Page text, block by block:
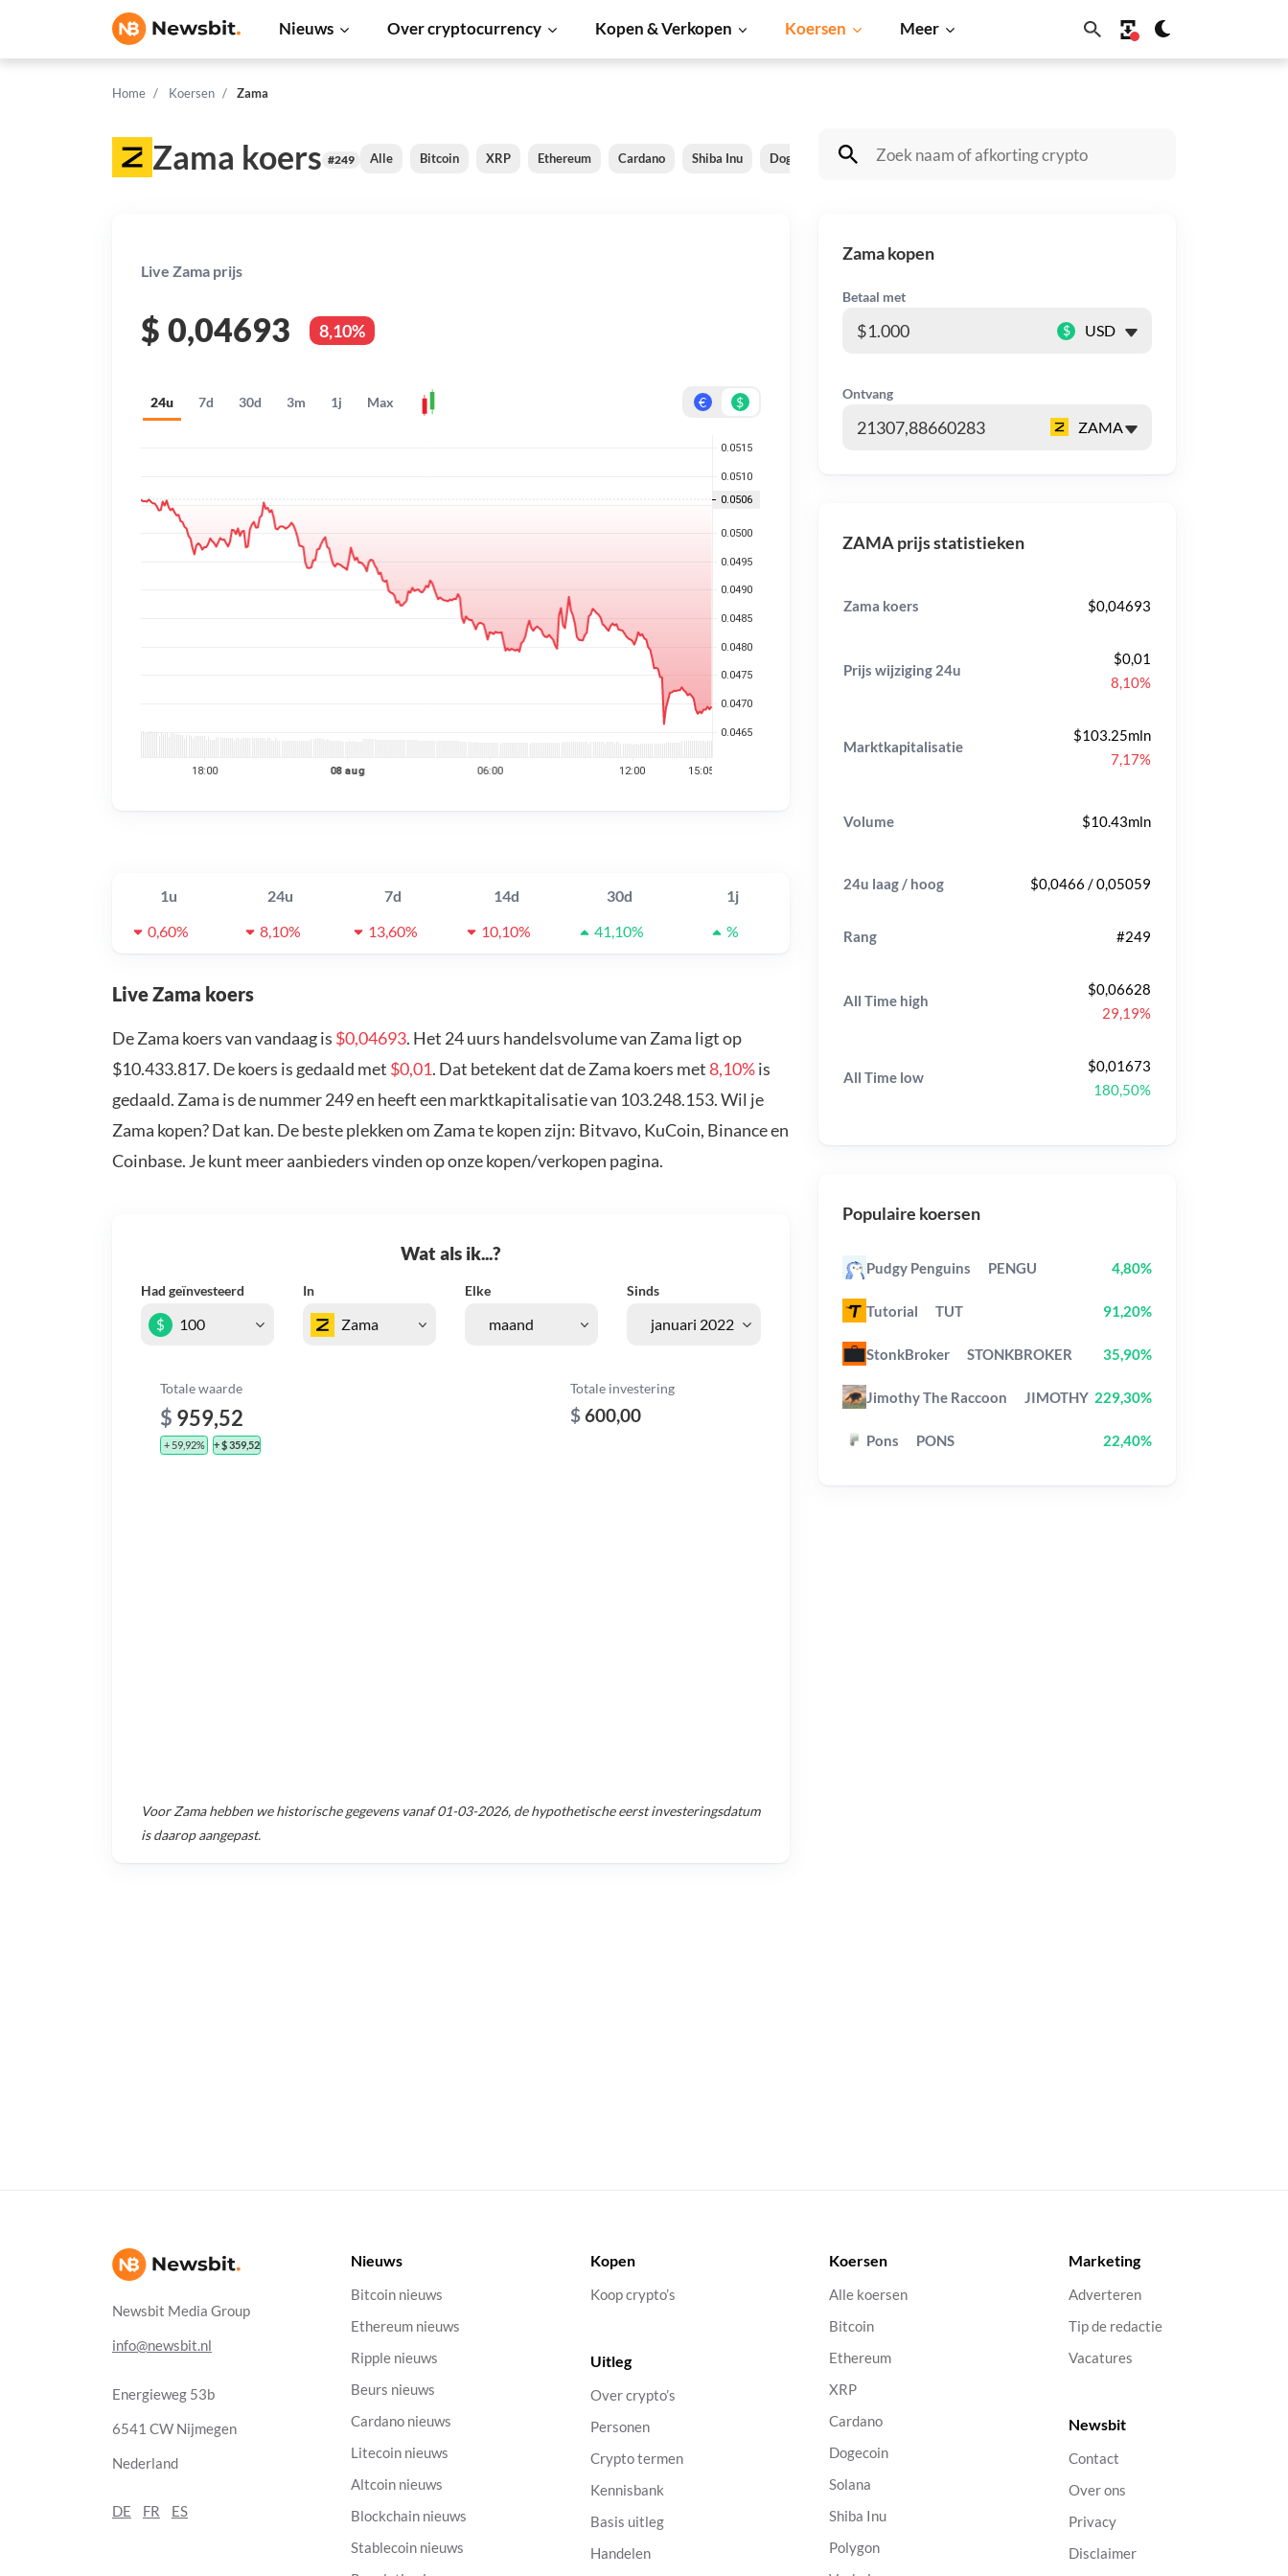
Nieuws Over cryptocurrency Kopen & Verkopen Koersen Meer
Home Koersen Zama
Zama koers #249 Alle Bitcoin XRP Ethereum Cardano Shiba Inu Dogecoin Solana BNB
Live Zama prijs
$ 0,04693 8,10%
24u 7d 30d 3m 1j Max € $
1u 24u 7d 14d 30d
1j
0,60%
8,10% 13,60% 10,10% 41,10% %
Live Zama koers
De Zama koers van vandaag is $0,04693. Het 24 uurs handelsvolume van Zama ligt op
$10.433.817. De koers is gedaald met $0,01. Dat betekent dat de Zama koers met 8,10%is
gedaald. Zama is de nummer 249 en heeft een marktkapitalisatie van 103.248.153. Wil je
Zama kopen? Dat kan. De beste plekken om Zama te kopen zijn: Bitvavo, KuCoin, Binance en
Coinbase. Je kunt meer aanbieders vinden op onze kopen/verkopen pagina.
Wat als ik...?
Had geïnvesteerd In Elke Sinds
$
Totale waarde
$ 959,52
+ 59,92% + $ 359,52
Totale investering
$600,00
VoorZamahebben we historische gegevens vanaf01-03-2026, de hypothetische eerst investeringsdatum
is daarop aangepast.
Zama kopen
Betaal met
$
Ontvang
ZAMA prijs statistieken
Zama koers $0,04693
Prijs wijziging 24u
$0,01
8,10%
Marktkapitalisatie
$103.25mln
7,17%
Volume $10.43mln
24u laag / hoog $0,0466 / 0,05059
Rang #249
All Time high
$0,06628
29,19%
All Time low
$0,01673
180,50%
Populaire koersen
Pudgy Penguins PENGU 4,80%
Tutorial TUT 91,20%
StonkBroker STONKBROKER 35,90%
Jimothy The Raccoon JIMOTHY 229,30%
Pons PONS 22,40%
Newsbit Media Group
info@newsbit.nl
Energieweg 53b
6541 CW Nijmegen
Nederland
DE FR ES
Nieuws
Bitcoin nieuws
Ethereum nieuws
Ripple nieuws
Beurs nieuws
Cardano nieuws
Litecoin nieuws
Altcoin nieuws
Blockchain nieuws
Stablecoin nieuws
Kopen
Koop crypto’s
Uitleg
Over crypto’s
Personen
Crypto termen
Kennisbank
Basis uitleg
Handelen
Koersen
Alle koersen
Bitcoin
Ethereum
XRP
Cardano
Dogecoin
Solana
Shiba Inu
Polygon
Marketing
Adverteren
Tip de redactie
Vacatures
Newsbit
Contact
Over ons
Privacy
Disclaimer